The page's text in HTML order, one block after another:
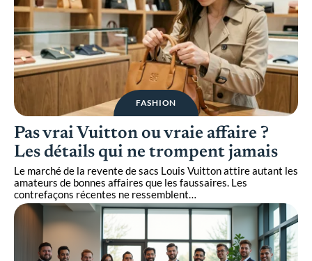
FASHION
Pas vrai Vuitton ou vraie affaire ?
Les détails qui ne trompent jamais
Le marché de la revente de sacs Louis Vuitton attire autant les
amateurs de bonnes affaires que les faussaires. Les
contrefaçons récentes ne ressemblent…